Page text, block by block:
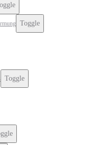
Toggle
Toggle